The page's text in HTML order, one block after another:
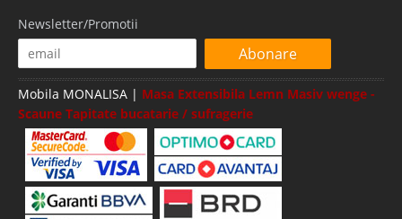
Newsletter/Promotii
Abonare
Mobila MONALISA | Masa Extensibila Lemn Masiv wenge -
Scaune Tapitate bucatarie / sufragerie